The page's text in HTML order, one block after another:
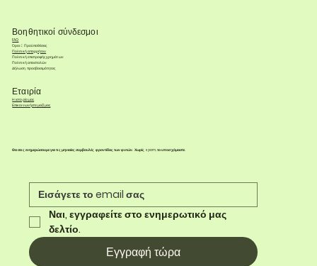
Βοηθητικοί σύνδεσμοι
FAQ
Όροι & Προϋποθέσεις
Πολιτική απορρήτου
Πολιτική επιστροφής χρημάτων
Πολιτική αποστολών
Δήλωση προσβασιμότητας
Εταιρία
Η ιστορία μας
Επικοινωνήστε μαζί μας
Θα σας ενημερώσουμε για τις μηνιαίες συμβουλές φροντίδας των φυτών. Χωρίς spam, το υποσχόμαστε.
Ναι, εγγραφείτε στο ενημερωτικό μας
δελτίο.
Εγγραφή τώρα